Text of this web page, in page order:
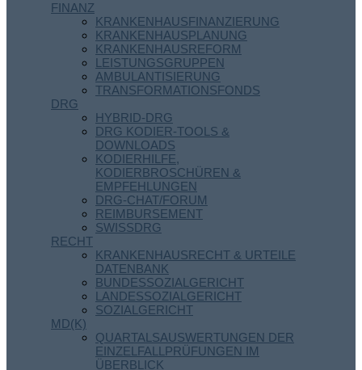
FINANZ
KRANKENHAUSFINANZIERUNG
KRANKENHAUSPLANUNG
KRANKENHAUSREFORM
LEISTUNGSGRUPPEN
AMBULANTISIERUNG
TRANSFORMATIONSFONDS
DRG
HYBRID-DRG
DRG KODIER-TOOLS &
DOWNLOADS
KODIERHILFE,
KODIERBROSCHÜREN &
EMPFEHLUNGEN
DRG-CHAT/FORUM
REIMBURSEMENT
SWISSDRG
RECHT
KRANKENHAUSRECHT & URTEILE
DATENBANK
BUNDESSOZIALGERICHT
LANDESSOZIALGERICHT
SOZIALGERICHT
MD(K)
QUARTALSAUSWERTUNGEN DER
EINZELFALLPRÜFUNGEN IM
ÜBERBLICK